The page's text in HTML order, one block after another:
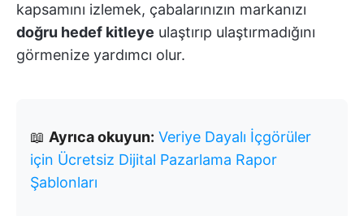
kapsamını izlemek, çabalarınızın markanızı
doğru hedef kitleye ulaştırıp ulaştırmadığını
görmenize yardımcı olur.
📖 Ayrıca okuyun: Veriye Dayalı İçgörüler
için Ücretsiz Dijital Pazarlama Rapor
Şablonları